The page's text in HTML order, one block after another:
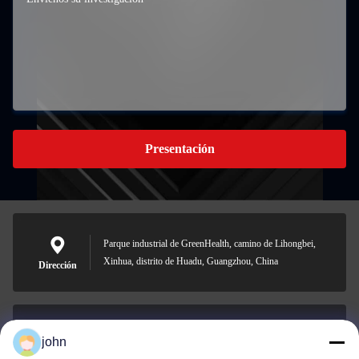
Presentación
Dirección
Parque industrial de GreenHealth, camino de Lihongbei,
Xinhua, distrito de Huadu, Guangzhou, China
john